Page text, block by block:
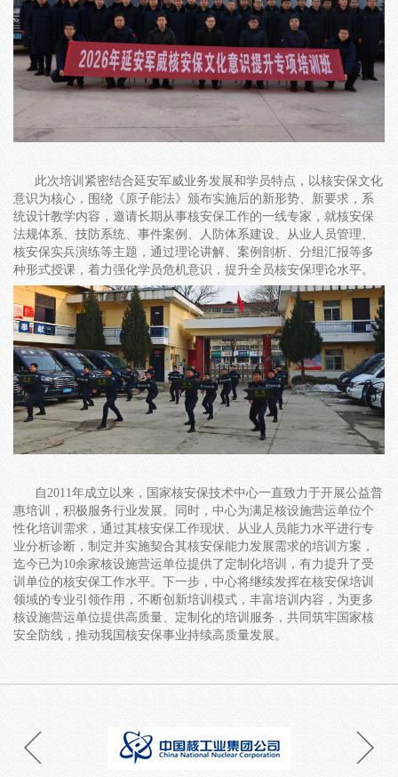
此次培训紧密结合延安军威业务发展和学员特点，以核安保文化
意识为核心，围绕《原子能法》颁布实施后的新形势、新要求，系
统设计教学内容，邀请长期从事核安保工作的一线专家，就核安保
法规体系、技防系统、事件案例、人防体系建设、从业人员管理、
核安保实兵演练等主题，通过理论讲解、案例剖析、分组汇报等多
种形式授课，着力强化学员危机意识，提升全员核安保理论水平。
自2011年成立以来，国家核安保技术中心一直致力于开展公益普
惠培训，积极服务行业发展。同时，中心为满足核设施营运单位个
性化培训需求，通过其核安保工作现状、从业人员能力水平进行专
业分析诊断，制定并实施契合其核安保能力发展需求的培训方案，
迄今已为10余家核设施营运单位提供了定制化培训，有力提升了受
训单位的核安保工作水平。下一步，中心将继续发挥在核安保培训
领域的专业引领作用，不断创新培训模式，丰富培训内容，为更多
核设施营运单位提供高质量、定制化的培训服务，共同筑牢国家核
安全防线，推动我国核安保事业持续高质量发展。